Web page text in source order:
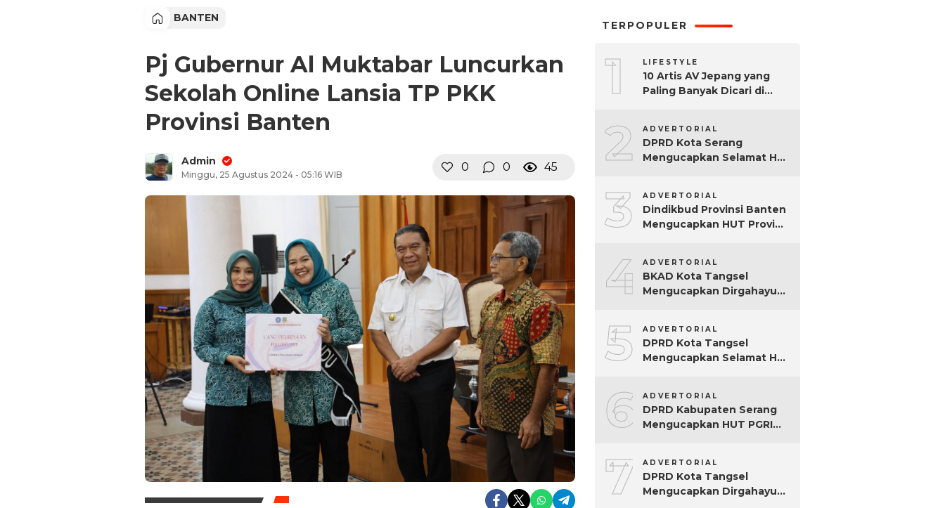
BANTEN
Pj Gubernur Al Muktabar Luncurkan
Sekolah Online Lansia TP PKK
Provinsi Banten
Admin
Minggu, 25 Agustus 2024 - 05:16 WIB
0 0 45
TERPOPULER
1 LIFESTYLE
10 Artis AV Jepang yang
Paling Banyak Dicari di
2 ADVERTORIAL
DPRD Kota Serang
Mengucapkan Selamat Hari
3 ADVERTORIAL
Dindikbud Provinsi Banten
Mengucapkan HUT Provinsi
4 ADVERTORIAL
BKAD Kota Tangsel
Mengucapkan Dirgahayu
5 ADVERTORIAL
DPRD Kota Tangsel
Mengucapkan Selamat Hari
6 ADVERTORIAL
DPRD Kabupaten Serang
Mengucapkan HUT PGRI
7 ADVERTORIAL
DPRD Kota Tangsel
Mengucapkan Dirgahayu